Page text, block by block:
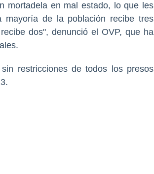
mortadela en mal estado, lo que les
mayoría de la población recibe tres
dos", denunció el OVP, que ha
restricciones de todos los presos